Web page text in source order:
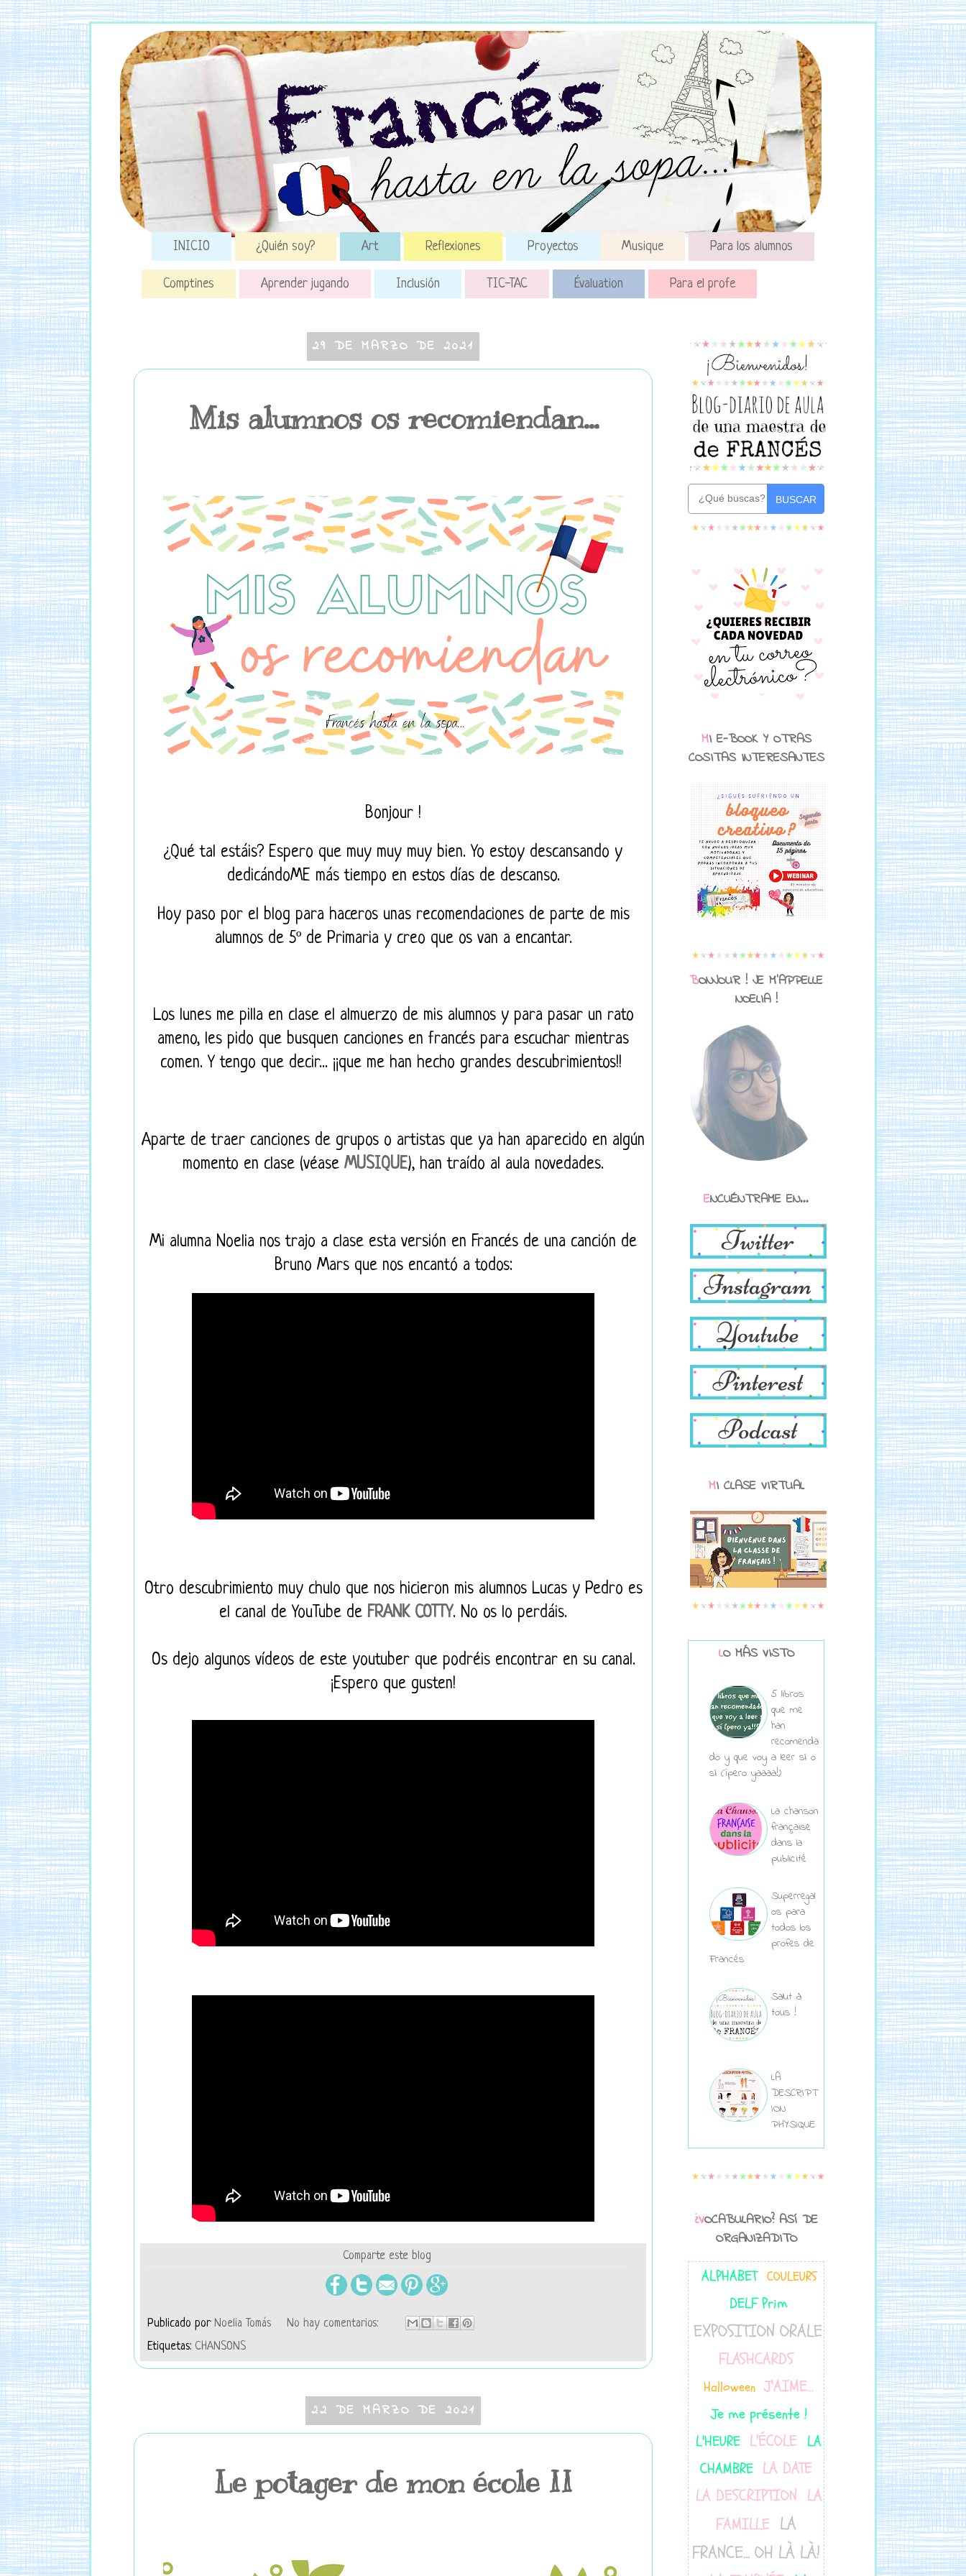
INICIO ¿Quién soy? Art Reflexiones Proyectos Musique Para los alumnos
Comptines Aprender jugando Inclusión TIC-TAC Évaluation Para el profe
29 DE MARZO DE 2021
Mis alumnos os recomiendan...
Bonjour !
¿Qué tal estáis? Espero que muy muy muy bien. Yo estoy descansando y
dedicándoME más tiempo en estos días de descanso.
Hoy paso por el blog para haceros unas recomendaciones de parte de mis
alumnos de 5º de Primaria y creo que os van a encantar.
Los lunes me pilla en clase el almuerzo de mis alumnos y para pasar un rato
ameno, les pido que busquen canciones en francés para escuchar mientras
comen. Y tengo que decir... ¡¡que me han hecho grandes descubrimientos!!
Aparte de traer canciones de grupos o artistas que ya han aparecido en algún
momento en clase (véase MUSIQUE), han traído al aula novedades.
Mi alumna Noelia nos trajo a clase esta versión en Francés de una canción de
Bruno Mars que nos encantó a todos:
Otro descubrimiento muy chulo que nos hicieron mis alumnos Lucas y Pedro es
el canal de YouTube de FRANK COTTY. No os lo perdáis.
Os dejo algunos vídeos de este youtuber que podréis encontrar en su canal.
¡Espero que gusten!
Comparte este blog
Publicado por Noelia Tomás
No hay comentarios:
Etiquetas: CHANSONS
22 DE MARZO DE 2021
Le potager de mon école II
BUSCAR
MI E-BOOK Y OTRAS
COSITAS INTERESANTES
BONJOUR ! JE M'APPELLE
NOELIA !
ENCUÉNTRAME EN...
MI CLASE VIRTUAL
LO MÁS VISTO
5 libros
que me
han
recomenda
do y que voy a leer sí o
sí (¡pero yaaaa!)
La chanson
française
dans la
publicité
Superregal
os para
todos los
profes de
Francés
Salut à
tous !
LA
DESCRIPT
ION
PHYSIQUE
¿VOCABULARIO? ASÍ DE
ORGANIZADITO
ALPHABET COULEURS
DELF Prim
EXPOSITION ORALE
FLASHCARDS
Halloween J'AIME...
Je me présente !
L'HEURE L'ÉCOLE LA
CHAMBRE LA DATE
LA DESCRIPTION LA
FAMILLE LA
FRANCE... OH LÀ LÀ!